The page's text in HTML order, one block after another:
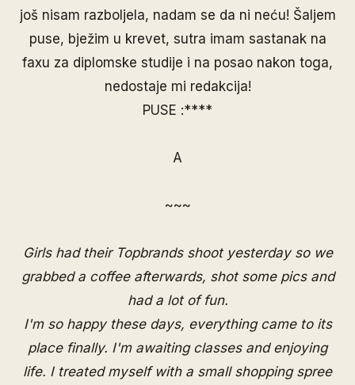
još nisam razboljela, nadam se da ni neću! Šaljem
puse, bježim u krevet, sutra imam sastanak na
faxu za diplomske studije i na posao nakon toga,
nedostaje mi redakcija!
PUSE :****
A
~~~
Girls had their Topbrands shoot yesterday so we
grabbed a coffee afterwards, shot some pics and
had a lot of fun.
I'm so happy these days, everything came to its
place finally. I'm awaiting classes and enjoying
life. I treated myself with a small shopping spree